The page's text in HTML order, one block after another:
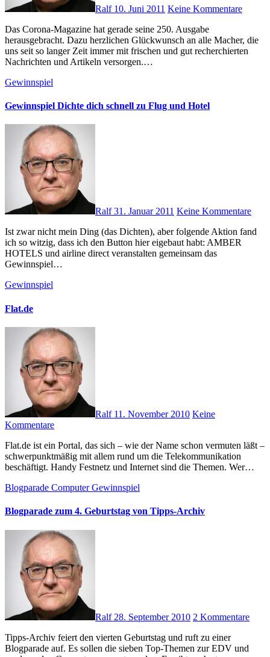
Ralf 10. Juni 2011 Keine Kommentare
Das Corona-Magazine hat gerade seine 250. Ausgabe
herausgebracht. Dazu herzlichen Glückwunsch an alle Macher, die
uns seit so langer Zeit immer mit frischen und gut recherchierten
Nachrichten und Artikeln versorgen.…
Gewinnspiel
Gewinnspiel Dichte dich schnell zu Flug und Hotel
Ralf31. Januar 2011 Keine Kommentare
Ist zwar nicht mein Ding (das Dichten), aber folgende Aktion fand
ich so witzig, dass ich den Button hier eigebaut habt: AMBER
HOTELS und airline direct veranstalten gemeinsam das
Gewinnspiel…
Gewinnspiel
Flat.de
Ralf 11. November 2010 Keine
Kommentare
Flat.de ist ein Portal, das sich – wie der Name schon vermuten läßt –
schwerpunktmäßig mit allem rund um die Telekommunikation
beschäftigt. Handy Festnetz und Internet sind die Themen. Wer…
Blogparade ComputerGewinnspiel
Blogparade zum 4. Geburtstag von Tipps-Archiv
Ralf 28. September 2010 2 Kommentare
Tipps-Archiv feiert den vierten Geburtstag und ruft zu einer
Blogparade auf. Es sollen die sieben Top-Themen zur EDV und